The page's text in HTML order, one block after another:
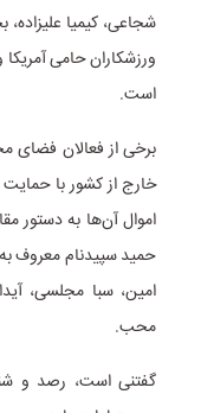
شجاعی، کیمیا علیزاده،
ورزشکاران حامی
است.
برخی از فعالان فضای
خارج از کشور با
اموال آن‌ها به دستور
حمید سپیدنام معروف به
امین، سبا مجلسی،
محب.
گفتنی است، رصد و